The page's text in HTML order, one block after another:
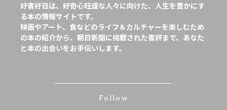
好書好日は、好奇心旺盛な人々に向けた、人生を豊かにす
る本の情報サイトです。
映画やアート、食などのライフ＆カルチャーを楽しむため
の本の紹介から、朝日新聞に掲載された書評まで、あなた
と本の出会いをお手伝いします。
Follow